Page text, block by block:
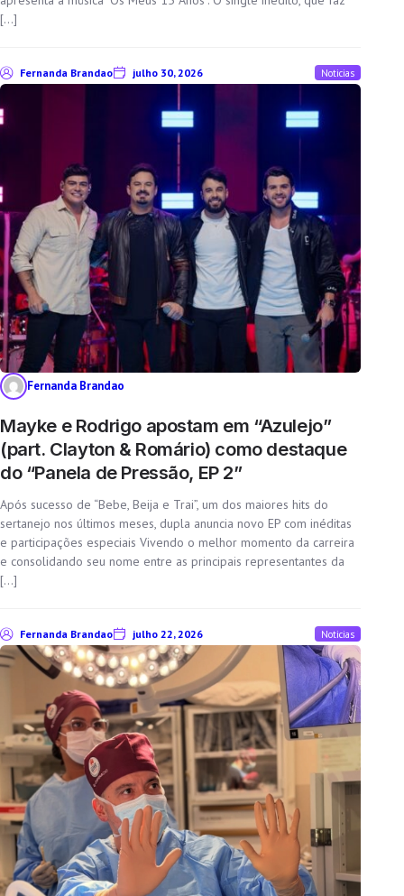
[…]
Fernanda Brandao julho 30, 2026 Noticias
Fernanda Brandao
Mayke e Rodrigo apostam em “Azulejo”
(part. Clayton & Romário) como destaque
do “Panela de Pressão, EP 2”
Após sucesso de “Bebe, Beija e Trai”, um dos maiores hits do
sertanejo nos últimos meses, dupla anuncia novo EP com inéditas
e participações especiais Vivendo o melhor momento da carreira
e consolidando seu nome entre as principais representantes da
[…]
Fernanda Brandao julho 22, 2026 Noticias